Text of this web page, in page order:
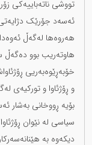
تووشی ناتەباییەكی
ئەسەد جۆرێک
هەروەها لەگەڵ
هاوتەریب بوو دەگەڵ
خۆبەڕێوەبەریی
و ڕۆژئاوا و تورکیەی
بۆیە ڕووخانی بەشار
سیاسی لە نێوان
دیكەوە بە